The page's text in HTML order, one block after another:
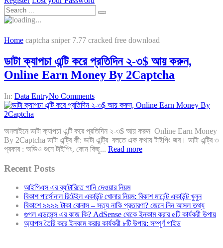
Home captcha sniper 7.77 cracked free download
ডাটা ক্যাপচা এন্টি করে প্রতিদিন ২-৩$ আয় করুন,
Online Earn Money By 2Captcha
In: Data EntryNo Comments
অনলাইনে ডাটা ক্যাপচা এন্টি করে প্রতিদিন ২-৩$ আয় করুন Online Earn Money
By 2Captcha ডাটা এন্ট্রি কী: ডাটা এন্ট্রি বলতে এক কথায় টাইপিং জব। ডাটা এন্ট্রি ৩
প্রকার : অডিও শুনে টাইপিং, কোন কিছু... Read more
Recent Posts
আইপিএস এর ব্যাটারিতে পানি দেওয়ার নিয়ম
বিকাশ পার্সোনাল রিটেইল একাউন্ট খোলার নিয়ম: বিকাশ মার্চেন্ট একাউন্ট খুলুন
বিকাশে ৯৯৯৯ টাকা বোনাস – সত্য নাকি প্রতারণা? জেনে নিন আসল তথ্য
গুগল এডসেন্স এর কাজ কি? AdSense থেকে ইনকাম করার ৫টি কার্যকরী উপায়
অ্যাপস তৈরি করে ইনকাম করার কার্যকরী ৮টি উপায়: সম্পূর্ণ গাইড